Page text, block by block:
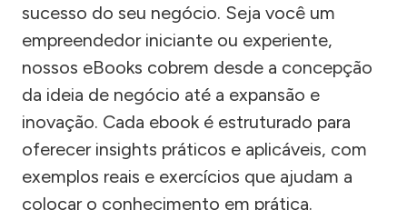
sucesso do seu negócio. Seja você um
empreendedor iniciante ou experiente,
nossos eBooks cobrem desde a concepção
da ideia de negócio até a expansão e
inovação. Cada ebook é estruturado para
oferecer insights práticos e aplicáveis, com
exemplos reais e exercícios que ajudam a
colocar o conhecimento em prática.